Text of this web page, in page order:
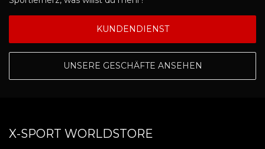
KUNDENDIENST
UNSERE GESCHÄFTE ANSEHEN
X-SPORT WORLDSTORE